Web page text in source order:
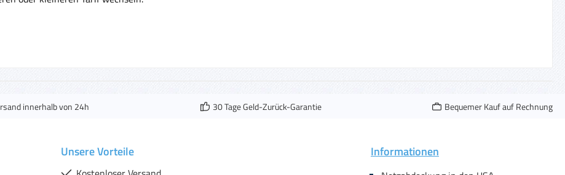
innerhalb von 24h 30 Tage Geld-Zurück-Garantie Bequemer Kauf auf Rechnung
Unsere Vorteile Informationen